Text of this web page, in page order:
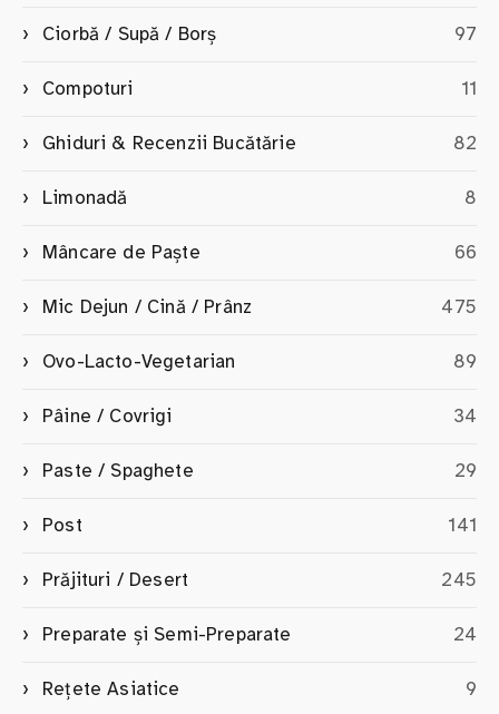
Ciorbă / Supă / Borș 97
Compoturi 11
Ghiduri & Recenzii Bucătărie 82
Limonadă 8
Mâncare de Paște 66
Mic Dejun / Cină / Prânz 475
Ovo-Lacto-Vegetarian 89
Pâine / Covrigi 34
Paste / Spaghete 29
Post 141
Prăjituri / Desert 245
Preparate și Semi-Preparate 24
Rețete Asiatice 9